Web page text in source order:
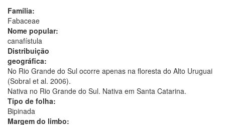
Família:
Fabaceae
Nome popular:
canafístula
Distribuição
geográfica:
No Rio Grande do Sul ocorre apenas na floresta do Alto Uruguai
(Sobral et al. 2006).
Nativa no Rio Grande do Sul. Nativa em Santa Catarina.
Tipo de folha:
Bipinada
Margem do limbo: